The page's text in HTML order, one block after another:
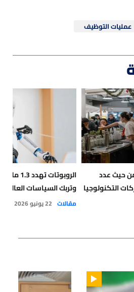
عمليات التوظيف
من حيث عدد
التكنولوجيا وتربك السياسات
مقالات 22 يونيو 2026